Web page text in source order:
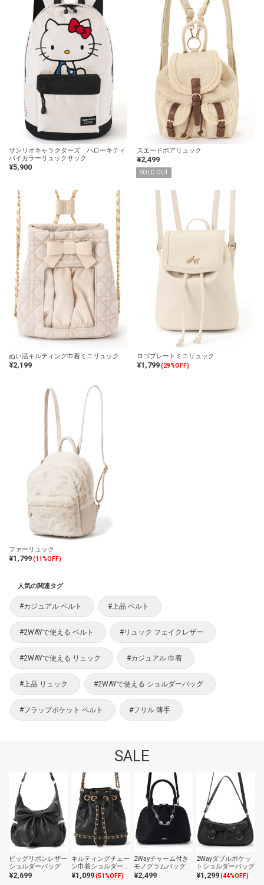
サンリオキャラクターズ ハローキティ
バイカラーリュックサック
¥5,900
スエードボアリュック
¥2,499
SOLD OUT
ぬい活キルティング巾着ミニリュック
¥2,199
ロゴプレートミニリュック
¥1,799(29%OFF)
ファーリュック
¥1,799(11%OFF)
人気の関連タグ
#カジュアル ベルト #上品 ベルト
#2WAYで使える ベルト #リュック フェイクレザー
#2WAYで使える リュック #カジュアル 巾着
#上品 リュック #2WAYで使える ショルダーバッグ
#フラップポケット ベルト #フリル 薄手
SALE
ビッグリボンレザー
ショルダーバッグ
¥2,699
キルティングチェー
ン巾着ショルダーバ
ッグ
¥1,099(51%OFF)
2Wayチャーム付き
モノグラムバッグ
¥2,499
2Wayダブルポケッ
トショルダーバッグ
¥1,299(44%OFF)